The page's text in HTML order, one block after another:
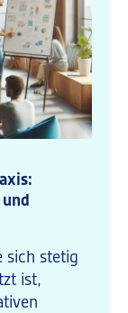
sich stetig
ist,